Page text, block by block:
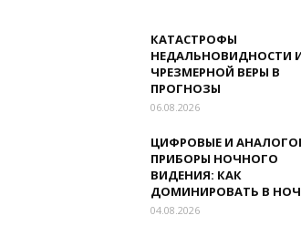
КАТАСТРОФЫ
НЕДАЛЬНОВИДНОСТИ
ЧРЕЗМЕРНОЙ ВЕРЫ В
ПРОГНОЗЫ
06.08.2026
ЦИФРОВЫЕ И
ПРИБОРЫ НОЧНОГО
ВИДЕНИЯ: КАК
ДОМИНИРОВАТЬ В
04.08.2026